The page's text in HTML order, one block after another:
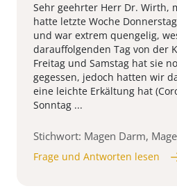
Sehr geehrter Herr Dr. Wirth,
hatte letzte Woche
und war extrem quengelig,
darauffolgenden Tag von der
Freitag und Samstag hat sie
gegessen, jedoch hatten wir
eine leichte Erkältung hat
Sonntag ...
Stichwort: Magen Darm,
Frage und Antworten lesen